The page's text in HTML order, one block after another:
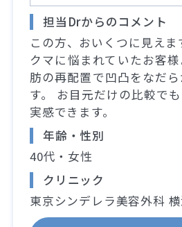
担当Drからのコメント
この方、おいくつに見え
クマに悩まれていたお客
肪の再配置で凹凸をなだ
す。 お目元だけの比較で
実感できます。
年齢・性別
40代・女性
クリニック
東京シンデレラ美容外科